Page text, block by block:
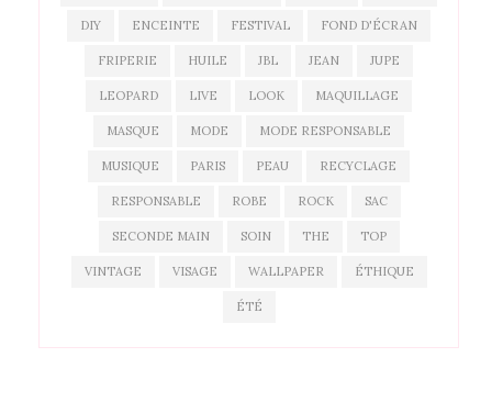
DIY ENCEINTE FESTIVAL FOND D'ÉCRAN
FRIPERIE HUILE JBL JEAN JUPE
LEOPARD LIVE LOOK MAQUILLAGE
MASQUE MODE MODE RESPONSABLE
MUSIQUE PARIS PEAU RECYCLAGE
RESPONSABLE ROBE ROCK SAC
SECONDE MAIN SOIN THE TOP
VINTAGE VISAGE WALLPAPER ÉTHIQUE
ÉTÉ